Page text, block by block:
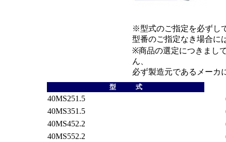
※型式のご指定を必ずし
型番のご指定なき場合に
※商品の選定につきまし
ん、
必ず製造元であるメーカ
型 式
40MS251.5
40MS351.5
40MS452.2
40MS552.2